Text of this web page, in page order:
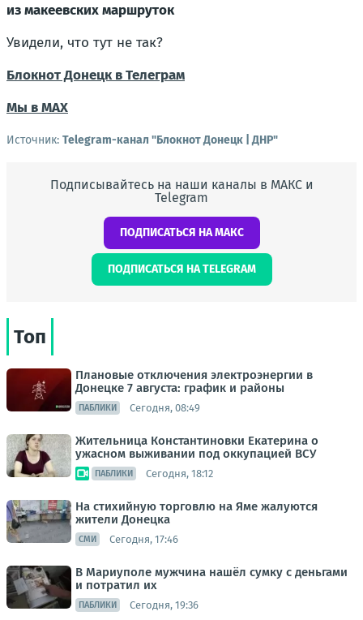
из макеевских маршруток
Увидели, что тут не так?
Блокнот Донецк в Телеграм
Мы в МАХ
Источник: Telegram-канал "Блокнот Донецк | ДНР"
Подписывайтесь на наши каналы в МАКС и
Telegram
ПОДПИСАТЬСЯ НА МАКС
ПОДПИСАТЬСЯ НА TELEGRAM
Топ
Плановые отключения электроэнергии в
Донецке 7 августа: график и районы
ПАБЛИКИ Сегодня, 08:49
Жительница Константиновки Екатерина о
ужасном выживании под оккупацией ВСУ
ПАБЛИКИ Сегодня, 18:12
На стихийную торговлю на Яме жалуются
жители Донецка
СМИ Сегодня, 17:46
В Мариуполе мужчина нашёл сумку с деньгами
и потратил их
ПАБЛИКИ Сегодня, 19:36